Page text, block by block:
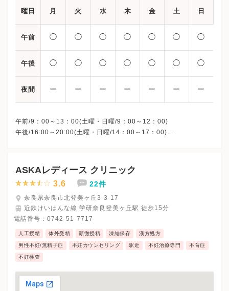
曜日 月 火 水 木 金 土 日
午前 ◯ ◯ ◯ ◯ ◯ ◯ ◯
午後 ◯ ◯ ◯ ◯ ◯ ◯ ◯
夜間 ー ー ー ー ー ー ー
午前/9：00～13：00(土曜・日曜/9：00～12：00)
午後/16:00～20:00(土曜・日曜/14：00～17：00)
ASKAレディース クリニック
3.6 22件
奈良県奈良市北登美ヶ丘3-3-17
近鉄けいはんな線 学研奈良登美ヶ丘駅 徒歩15分
電話番号： 0742-51-7717
人工授精 体外受精 顕微授精 凍結保存 漢方処方
男性不妊/無精子症 不妊カウンセリング 駅近 不妊治療専門 不育症
不妊検査